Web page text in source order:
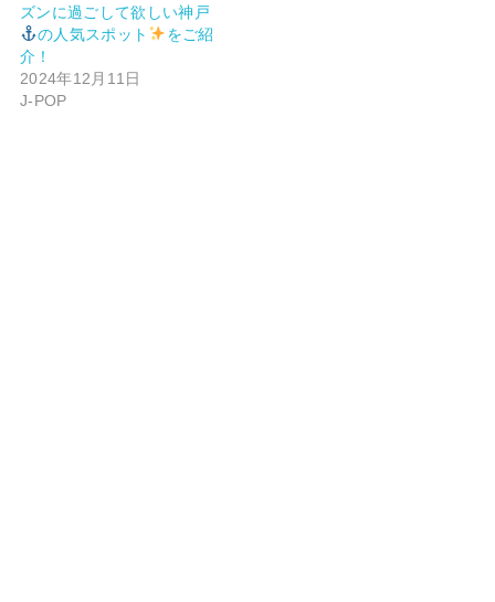
ズンに過ごして欲しい神戸
の人気スポット
をご紹
介！
2024年12月11日
J-POP